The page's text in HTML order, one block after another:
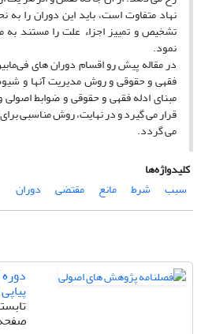
نهاد متفاوت است، باید این دوران را
تشخیص و تمییز اجزاء علت را مستند به
نمود.
در مقاله پیش رو اقسام دوران های
فقهی و حقوقی و روش مدیریت آنها و
مبنای ادله فقهی و حقوقی و ضوابط
قرار می گیرد و در نهایت، روش مناسبی
می گردد.
کلیدواژه‌ها
سبب
شرط مانع مقتضی دوران
پیاپی 35